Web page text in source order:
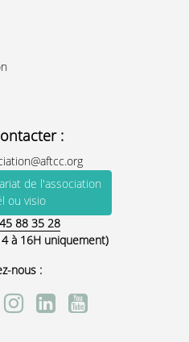
:
de l'association
ou visio
88 35 28
à 16H uniquement)
nous :